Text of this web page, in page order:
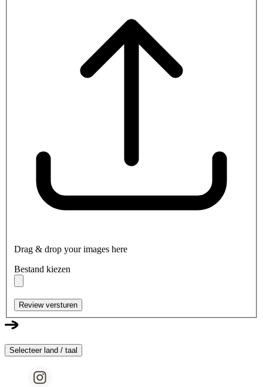
Drag & drop your images here
Bestand kiezen
Review versturen
Selecteer land / taal